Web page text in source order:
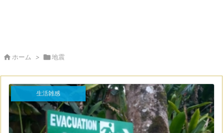
 ホーム > 地震
生活雑感